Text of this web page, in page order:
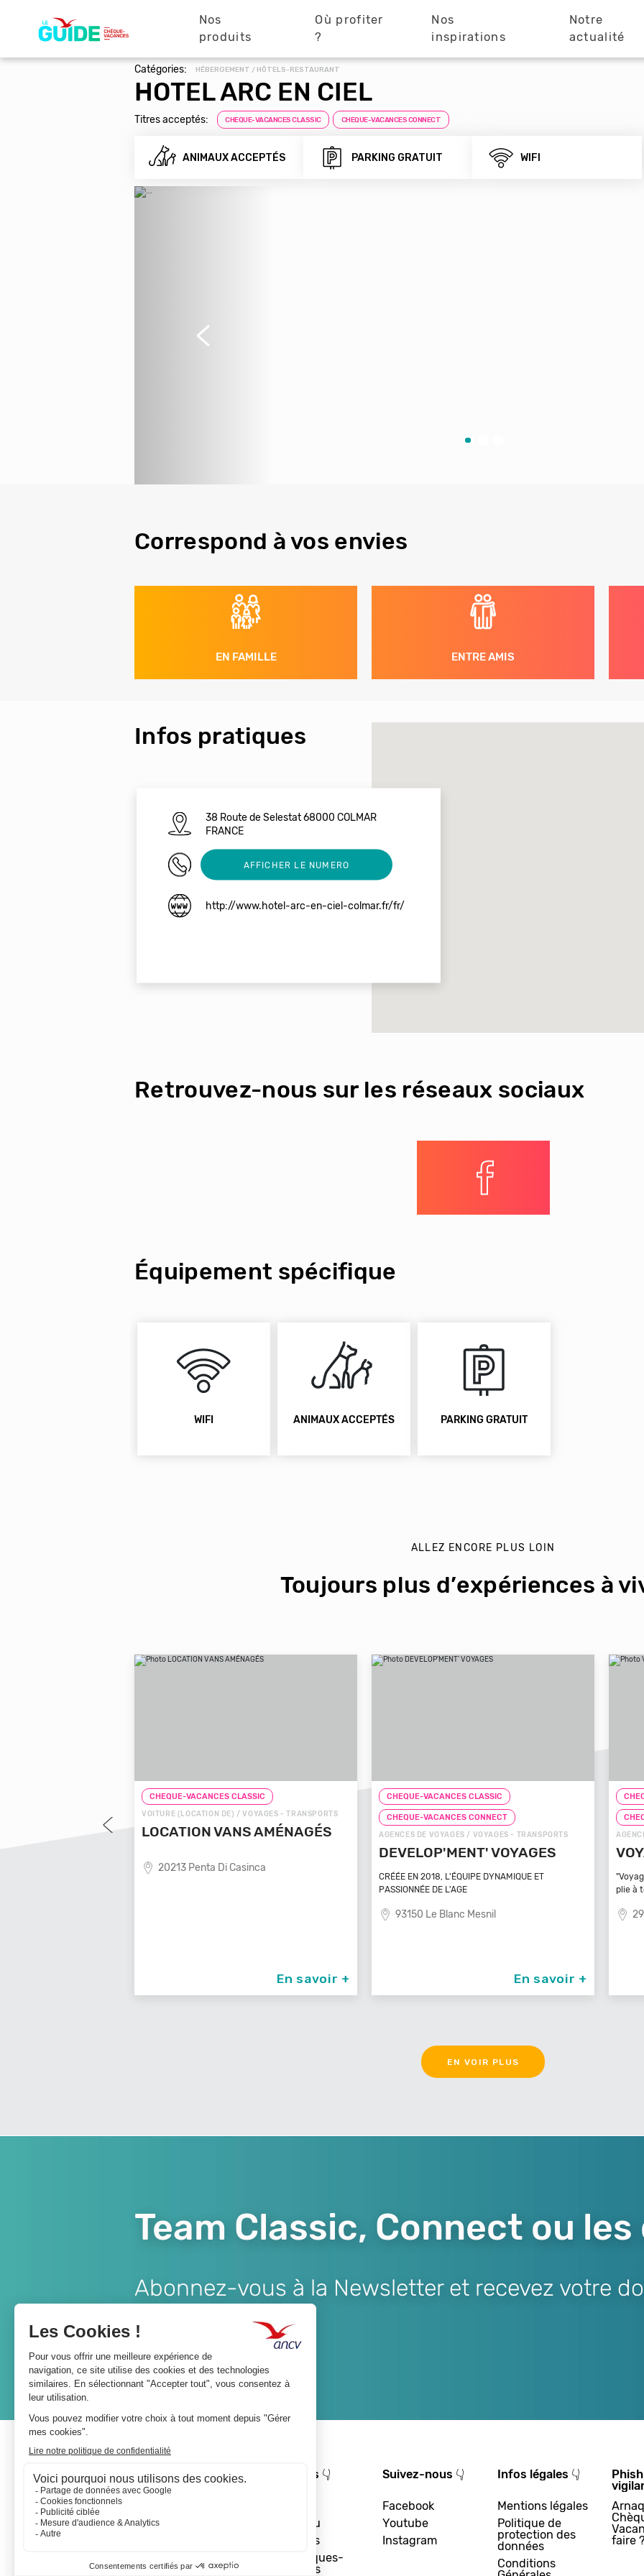
principale
Nos
produits
Où profiter
?
Nos
inspirations
Notre
actualité
Catégories: HÉBERGEMENT / HÔTELS-RESTAURANT
HOTEL ARC EN CIEL
Titres acceptés: CHEQUE-VACANCES CLASSIC CHEQUE-VACANCES CONNECT
ANIMAUX ACCEPTÉS PARKING GRATUIT WIFI
Précédent
Correspond à vos envies
EN FAMILLE ENTRE AMIS
Infos pratiques
38 Route de Selestat 68000 COLMAR
FRANCE
0389412333AFFICHER LE NUMERO
http://www.hotel-arc-en-ciel-colmar.fr/fr/
Équipement spécifique
WIFI ANIMAUX ACCEPTÉS PARKING GRATUIT
Retrouvez-nous sur les réseaux sociaux
ALLEZ ENCORE PLUS LOIN
Toujours plus d’expériences à
LOCALE
CHEQUE-VACANCES CLASSIC
VOITURE (LOCATION DE) / VOYAGES - TRANSPORTS
LOCATION VANS AMÉNAGÉS
20213 Penta Di Casinca
En savoir +
CHEQUE-VACANCES CLASSIC
CHEQUE-VACANCES CONNECT
AGENCES DE VOYAGES / VOYAGES - TRANSPORTS
DEVELOP'MENT' VOYAGES
CRÉÉE EN 2018, L'ÉQUIPE DYNAMIQUE ET
PASSIONNÉE DE L'AGE
93150 Le Blanc Mesnil
En savoir +
plie à
EN VOIR PLUS
Team Classic, Connect ou les
Abonnez-vous à la Newsletter et recevez votre
A propos 👇
Le réseau
Les actus
Les Chèques-
Vacances
Suivez-nous 👇
Facebook
Youtube
Instagram
Infos légales 👇
Mentions légales
Politique de
protection des
données
Conditions
faire